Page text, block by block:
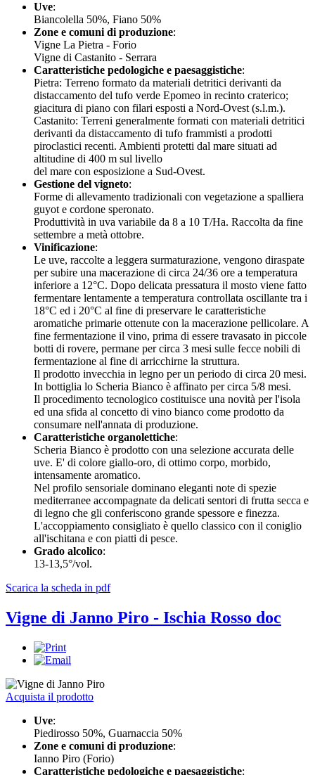
Uve:
Biancolella 50%, Fiano 50%
Zone e comuni di produzione:
Vigne La Pietra - Forio
Vigne di Castanito - Serrara
Caratteristiche pedologiche e paesaggistiche:
Pietra: Terreno formato da materiali detritici derivanti da
distaccamento del tufo verde Epomeo in recinto craterico;
giacitura di piano con filari esposti a Nord-Ovest (s.l.m.).
Castanito: Terreni generalmente formati con materiali detritici
derivanti da distaccamento di tufo frammisti a prodotti
piroclastici recenti. Ambienti protetti dal mare situati ad
altitudine di 400 m sul livello
del mare con esposizione a Sud-Ovest.
Gestione del vigneto:
Forme di allevamento tradizionali con vegetazione a spalliera
guyot e cordone speronato.
Produttività in uva variabile da 8 a 10 T/Ha. Raccolta da fine
settembre a metà ottobre.
Vinificazione:
Le uve, raccolte a leggera surmaturazione, vengono diraspate
per subire una macerazione di circa 24/36 ore a temperatura
inferiore a 12°C. Dopo delicata pressatura il mosto viene fatto
fermentare lentamente a temperatura controllata oscillante tra i
18°C ed i 20°C al fine di preservare le caratteristiche
aromatiche primarie ottenute con la macerazione pellicolare. A
fine fermentazione il vino, prima di essere travasato in piccole
botti di rovere, permane per circa 3 mesi sulle fecce nobili di
fermentazione al fine di arricchirne la struttura.
Il prodotto invecchia in legno per un periodo di circa 20 mesi.
In bottiglia lo Scheria Bianco è affinato per circa 5/8 mesi.
Il procedimento tecnologico costituisce una novità per l'isola
ed una sfida al concetto di vino bianco come prodotto da
consumare nell'annata di produzione.
Caratteristiche organolettiche:
Scheria Bianco è prodotto con una selezione accurata delle
uve. E' di colore giallo-oro, di ottimo corpo, morbido,
intensamente aromatico.
Nel profilo sensoriale dominano eleganti note di spezie
mediterranee accompagnate da delicati sentori di frutta secca e
di legno che gli conferiscono grande spessore e finezza.
L'accoppiamento consigliato è quello classico con il coniglio
all'ischitana e con piatti di pesce.
Grado alcolico:
13-13,5°/vol.
Scarica la scheda in pdf
Vigne di Janno Piro - Ischia Rosso doc
Acquista il prodotto
Uve:
Piedirosso 50%, Guarnaccia 50%
Zone e comuni di produzione:
Ianno Piro (Forio)
Caratteristiche pedologiche e paesaggistiche: